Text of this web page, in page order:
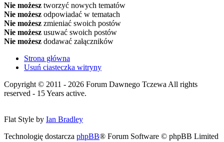
Nie możesz tworzyć nowych tematów
Nie możesz odpowiadać w tematach
Nie możesz zmieniać swoich postów
Nie możesz usuwać swoich postów
Nie możesz dodawać załączników
Strona główna
Usuń ciasteczka witryny
Copyright © 2011 - 2026 Forum Dawnego Tczewa All rights
reserved - 15 Years active.
Flat Style by Ian Bradley
Technologię dostarcza phpBB® Forum Software © phpBB Limited